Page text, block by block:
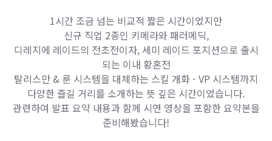
1시간 조금 넘는 비교적 짧은 시간이었지만
신규 직업 2종인 키메라와 패러메딕,
디레지에 레이드의 전초전이자, 세미 레이드 포지션으로 출시
되는 이내 황혼전
탈리스만 & 룬 시스템을 대체하는 스킬 개화 - VP 시스템까지
다양한 즐길 거리를 소개하는 뜻 깊은 시간이었습니다.
관련하여 발표 요약 내용과 함께 시연 영상을 포함한 요약본을
준비해봤습니다!